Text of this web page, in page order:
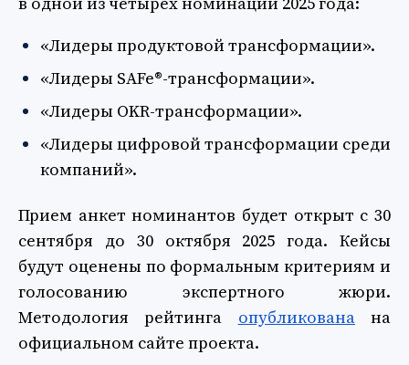
«Лидеры продуктовой трансформации».
«Лидеры SAFe®-трансформации».
«Лидеры OKR-трансформации».
«Лидеры цифровой трансформации среди
компаний».
Прием анкет номинантов будет открыт c 30
сентября до 30 октября 2025 года. Кейсы
будут оценены по формальным критериям и
голосованию экспертного жюри.
Методология рейтинга опубликованана
официальном сайте проекта.